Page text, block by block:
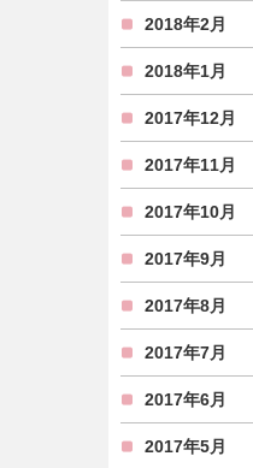
2018年2月
2018年1月
2017年12月
2017年11月
2017年10月
2017年9月
2017年8月
2017年7月
2017年6月
2017年5月